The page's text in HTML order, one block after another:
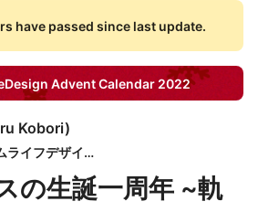
have passed since last update.
Advent Calendar 2022
Kobori)
株式会社エイチームライフデザイン
の生誕一周年 ~軌